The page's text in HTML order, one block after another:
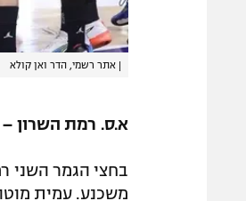
| אתר רשמי, הדר ואן קולא
א.ס. רמת השרון – מ.כ.
בחצי הגמר השני